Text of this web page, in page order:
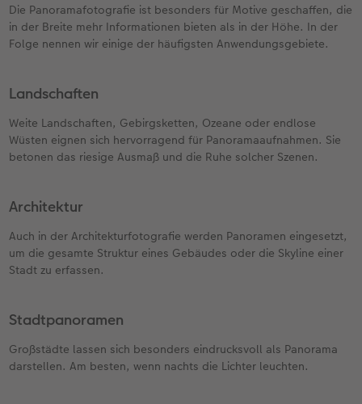
Die Panoramafotografie ist besonders für Motive geschaffen, die
in der Breite mehr Informationen bieten als in der Höhe. In der
Folge nennen wir einige der häufigsten Anwendungsgebiete.
Landschaften
Weite Landschaften, Gebirgsketten, Ozeane oder endlose
Wüsten eignen sich hervorragend für Panoramaaufnahmen. Sie
betonen das riesige Ausmaß und die Ruhe solcher Szenen.
Architektur
Auch in der Architekturfotografie werden Panoramen eingesetzt,
um die gesamte Struktur eines Gebäudes oder die Skyline einer
Stadt zu erfassen.
Stadtpanoramen
Großstädte lassen sich besonders eindrucksvoll als Panorama
darstellen. Am besten, wenn nachts die Lichter leuchten.